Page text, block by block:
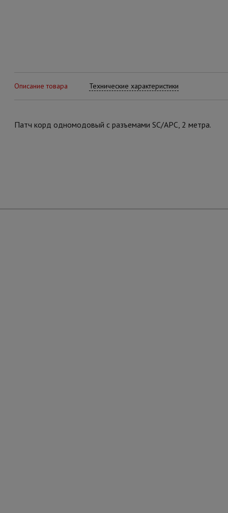
Описание товара Технические характеристики
Патч корд одномодовый с разъемами SC/APC, 2 метра.